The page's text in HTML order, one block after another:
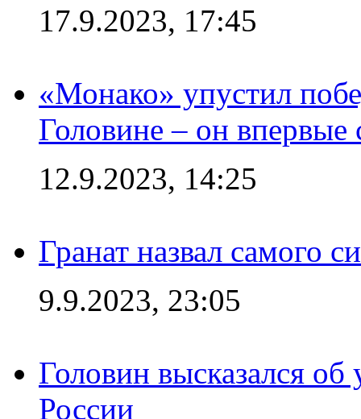
17.9.2023, 17:45
«Монако» упустил
Головине – он впервые
12.9.2023, 14:25
Гранат назвал самого
9.9.2023, 23:05
Головин высказался
России